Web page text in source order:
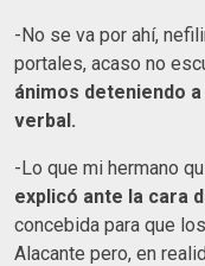
-No se va por ahí,
portales, acaso no
ánimos deteniendo
verbal.
-Lo que mi hermano
explicó ante la cara
concebida para que
Alacante pero, en